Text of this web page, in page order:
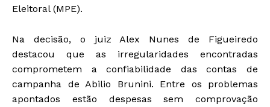
Eleitoral (MPE).
Na decisão, o juiz Alex Nunes de Figueiredo
destacou que as irregularidades encontradas
comprometem a confiabilidade das contas de
campanha de Abilio Brunini. Entre os problemas
apontados estão despesas sem comprovação